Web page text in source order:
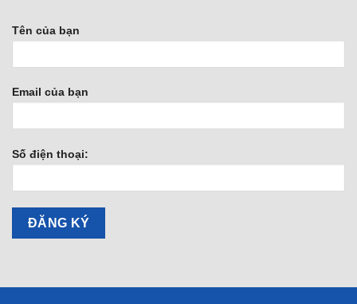
Tên của bạn
Email của bạn
Số điện thoại: